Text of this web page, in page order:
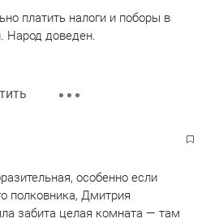
платить налоги и поборы в
Народ доведен.
особенно если
полковника, Дмитрия
забита целая комната — там